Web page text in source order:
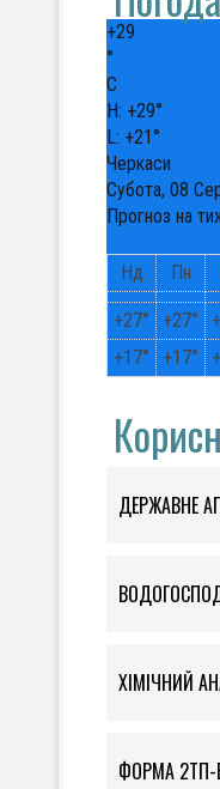
+29
°
C
H: +29°
L: +21°
Черкаси
Субота, 08
Прогноз на
Нд Пн
+27° +27° +
+17° +17° +
ДЕРЖАВНЕ
ХІМІЧНИЙ
ФOРМА